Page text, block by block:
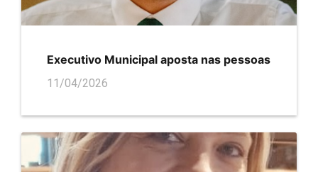
Executivo Municipal aposta nas pessoas
11/04/2026